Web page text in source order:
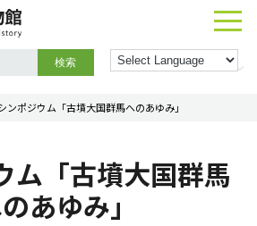
検索
ンポジウム「古墳大国群馬へのあゆみ」
ム「古墳大国群馬
あゆみ」